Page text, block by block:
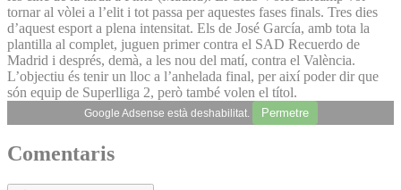
tornar al vòlei a l’elit i tot passa per aquestes fases finals. Tres dies
d’aquest esport a plena intensitat. Els de José García, amb tota la
plantilla al complet, juguen primer contra el SAD Recuerdo de
Madrid i després, demà, a les nou del matí, contra el València.
L’objectiu és tenir un lloc a l’anhelada final, per així poder dir que
són equip de Superlliga 2, però també volen el títol.
Google Adsense està deshabilitat. Permetre
Comentaris